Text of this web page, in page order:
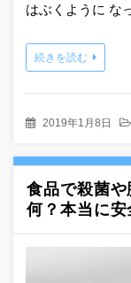
はぶくように な
続きを読む
2019年1月8日
食品で殺菌
何？本当に安